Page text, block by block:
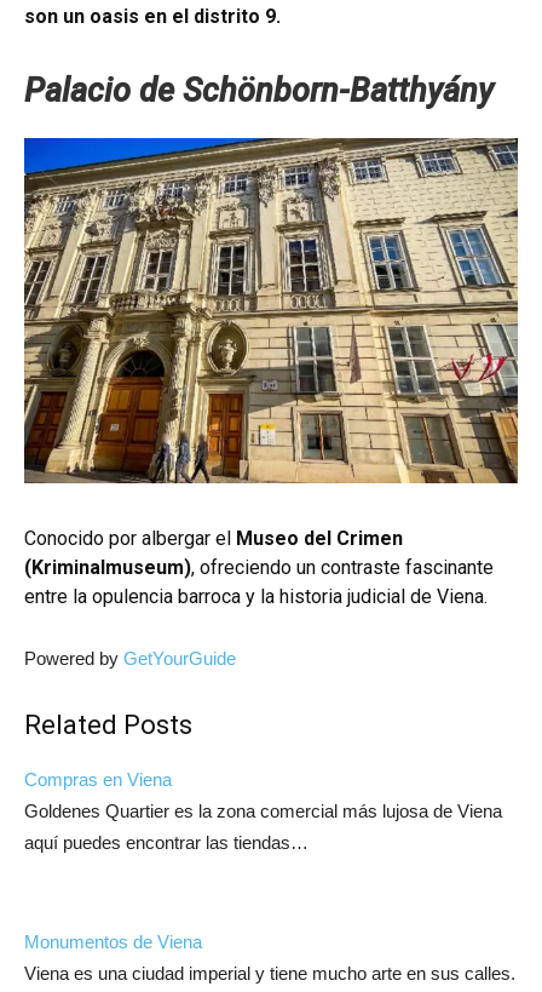
son un oasis en el distrito 9.
Palacio de Schönborn-Batthyány
Conocido por albergar el Museo del Crimen
(Kriminalmuseum), ofreciendo un contraste fascinante
entre la opulencia barroca y la historia judicial de Viena.
Powered by GetYourGuide
Related Posts
Compras en Viena
Goldenes Quartier es la zona comercial más lujosa de Viena
aquí puedes encontrar las tiendas…
Monumentos de Viena
Viena es una ciudad imperial y tiene mucho arte en sus calles.